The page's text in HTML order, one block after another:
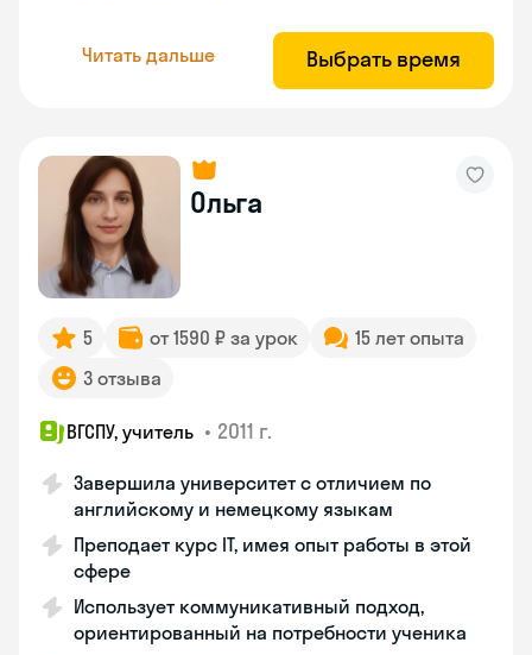
Читать дальше Выбрать время
Ольга
5 от 1590 ₽ за урок
15 лет опыта
3 отзыва
ВГСПУ, учитель • 2011 г.
Завершила университет с отличием по
английскому и немецкому языкам
Преподает курс IT, имея опыт работы в этой
сфере
Использует коммуникативный подход,
ориентированный на потребности ученика